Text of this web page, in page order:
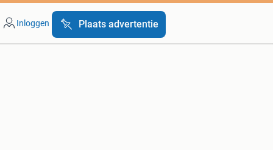
Inloggen Plaats advertentie